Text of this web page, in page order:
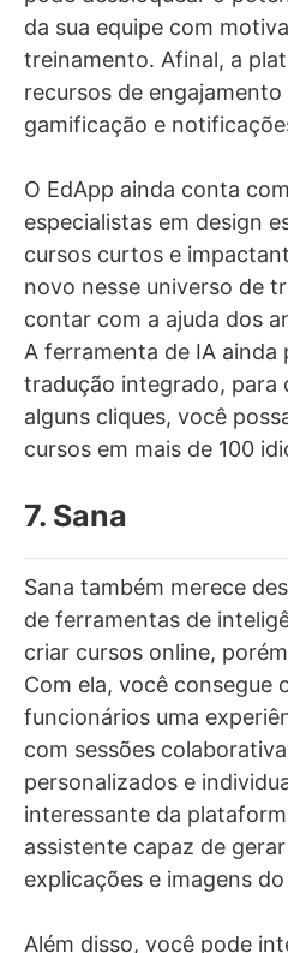
da sua equipe com
treinamento. Afinal, a
recursos de
gamificação e
O EdApp ainda conta
especialistas em design
cursos curtos e
novo nesse universo de
contar com a ajuda dos
A ferramenta de IA ainda
tradução integrado, para
alguns cliques, você
cursos em mais de 100
7. Sana
Sana também merece
de ferramentas de
criar cursos online,
Com ela, você consegue
funcionários uma
com sessões
personalizados e
interessante da
assistente capaz de
explicações e imagens
Além disso, você pode